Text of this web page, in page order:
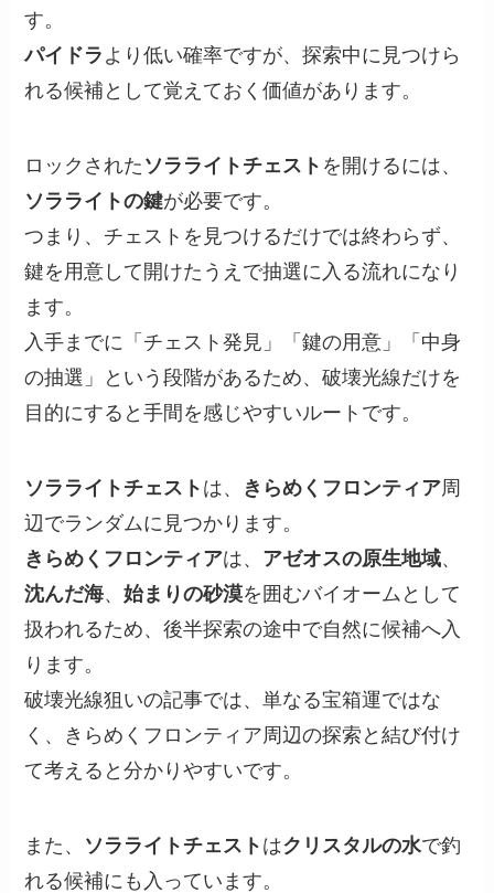
す。
パイドラ より低い確率ですが、探索中に見つけら
れる候補として覚えておく価値があります。
ロックされた ソラライトチェスト を開けるには、
ソラライトの鍵が必要です。
つまり、チェストを見つけるだけでは終わらず、
鍵を用意して開けたうえで抽選に入る流れになり
ます。
入手までに「チェスト発見」「鍵の用意」「中身
の抽選」という段階があるため、破壊光線だけを
目的にすると手間を感じやすいルートです。
ソラライトチェスト は、 きらめくフロンティア周
辺でランダムに見つかります。
きらめくフロンティアは、 アゼオスの原生地域、
沈んだ海、始まりの砂漠を囲むバイオームとして
扱われるため、後半探索の途中で自然に候補へ入
ります。
破壊光線狙いの記事では、単なる宝箱運ではな
く、きらめくフロンティア周辺の探索と結び付け
て考えると分かりやすいです。
また、 ソラライトチェスト はクリスタルの水で釣
れる候補にも入っています。